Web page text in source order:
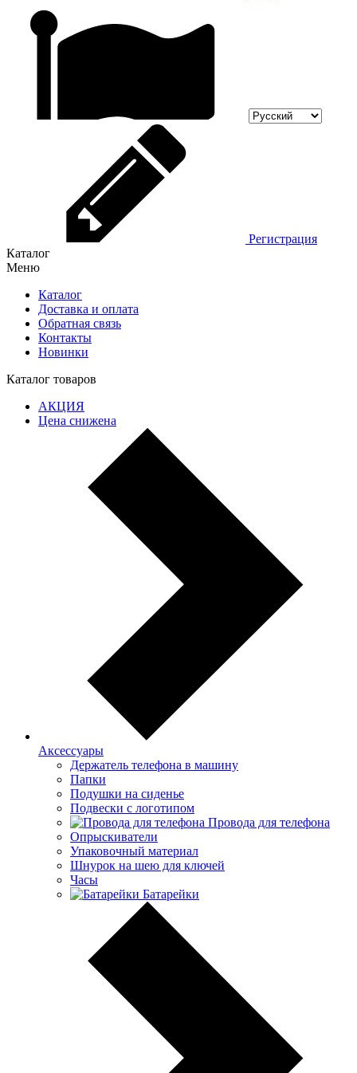
Регистрация
Каталог
Меню
Каталог
Доставка и оплата
Обратная связь
Контакты
Новинки
Каталог товаров
АКЦИЯ
Цена снижена
Аксессуары
Держатель телефона в машину
Папки
Подушки на сиденье
Подвески с логотипом
Провода для телефона
Опрыскиватели
Упаковочный материал
Шнурок на шею для ключей
Часы
Батарейки